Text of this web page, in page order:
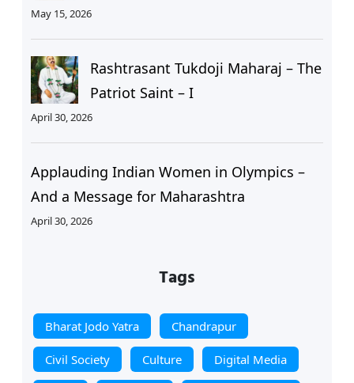
May 15, 2026
Rashtrasant Tukdoji Maharaj – The
Patriot Saint – I
April 30, 2026
Applauding Indian Women in Olympics –
And a Message for Maharashtra
April 30, 2026
Tags
Bharat Jodo Yatra Chandrapur
Civil Society Culture Digital Media